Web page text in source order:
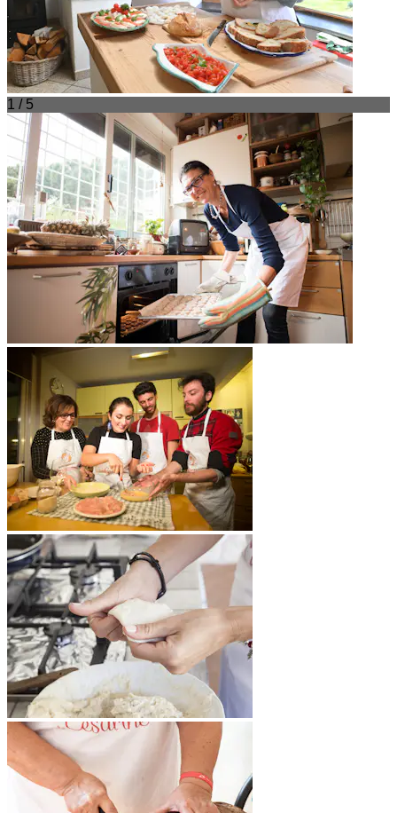
1 / 5